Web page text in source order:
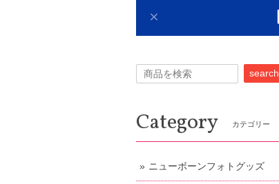
search
Category カテゴリー
ニューボーンフォトグッズ